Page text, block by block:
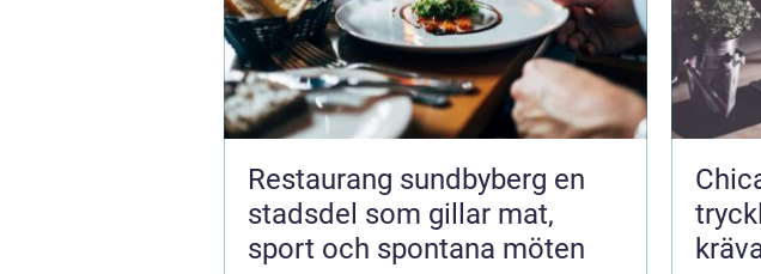
Restaurang sundbyberg en
stadsdel som gillar mat,
sport och spontana möten